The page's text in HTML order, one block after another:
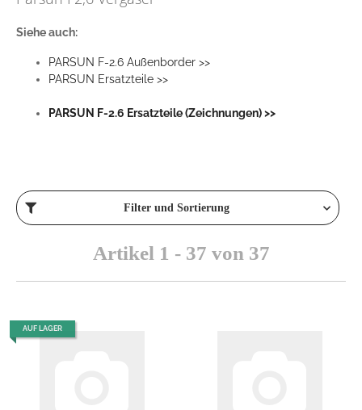
Siehe auch:
PARSUN F-2.6 Außenborder >>
PARSUN Ersatzteile >>
PARSUN F-2.6 Ersatzteile (Zeichnungen) >>
Filter und Sortierung
Artikel 1 - 37 von 37
AUF LAGER